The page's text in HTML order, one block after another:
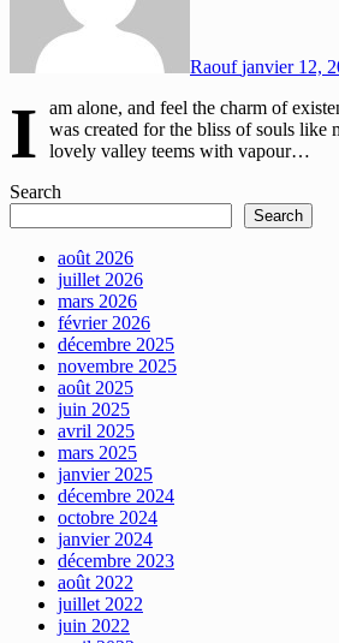
Raoufjanvier 12,
I
am alone, and feel the charm of
was created for the bliss of souls like
lovely valley teems with vapour…
Search
Search
août 2026
juillet 2026
mars 2026
février 2026
décembre 2025
novembre 2025
août 2025
juin 2025
avril 2025
mars 2025
janvier 2025
décembre 2024
octobre 2024
janvier 2024
décembre 2023
août 2022
juillet 2022
juin 2022